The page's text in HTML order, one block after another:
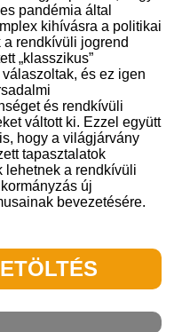
pandémia által
kihívásra a politikai
a rendkívüli jogrend
„klasszikus”
és ez igen
és rendkívüli
váltott ki. Ezzel együtt
hogy a világjárvány
tapasztalatok
lehetnek a rendkívüli
új
bevezetésére.